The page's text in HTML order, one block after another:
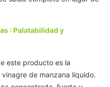
: Palatabilidad y
este producto es la
vinagre de manzana líquido.